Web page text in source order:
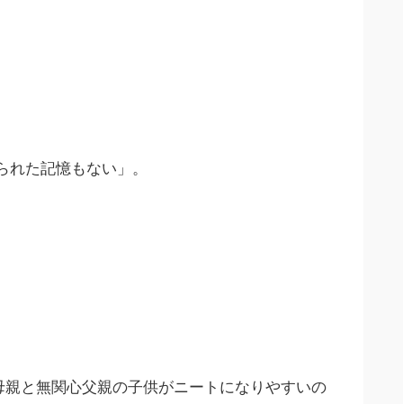
た記憶もない」。
と無関心父親の子供がニートになりやすいの